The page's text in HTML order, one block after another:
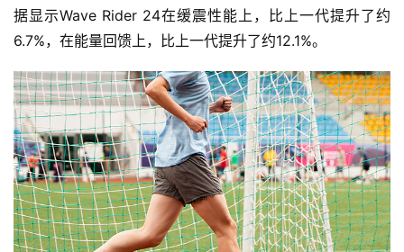
据显示Wave Rider 24在缓震性能上，比上一代提升了约
6.7%，在能量回馈上，比上一代提升了约12.1%。